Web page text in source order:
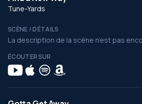
Tune-Yards
SCÈNE / DÉTAILS
La description de la scène n’est pas
ÉCOUTER SUR